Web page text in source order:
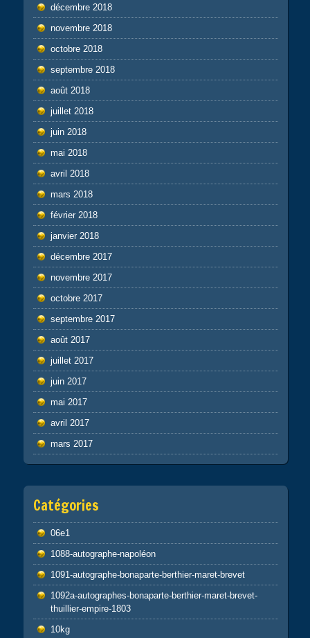
décembre 2018
novembre 2018
octobre 2018
septembre 2018
août 2018
juillet 2018
juin 2018
mai 2018
avril 2018
mars 2018
février 2018
janvier 2018
décembre 2017
novembre 2017
octobre 2017
septembre 2017
août 2017
juillet 2017
juin 2017
mai 2017
avril 2017
mars 2017
Catégories
06e1
1088-autographe-napoléon
1091-autographe-bonaparte-berthier-maret-brevet
1092a-autographes-bonaparte-berthier-maret-brevet-
thuillier-empire-1803
10kg